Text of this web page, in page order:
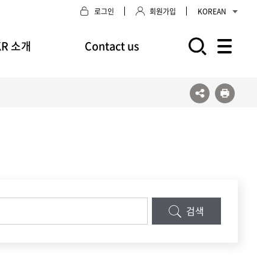
로그인 회원가입 KOREAN
소개 Contact us
검색